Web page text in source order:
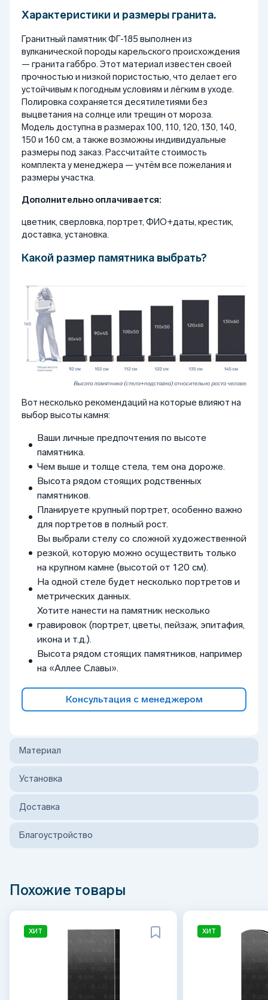
Характеристики и размеры гранита.
Гранитный памятник ФГ-185 выполнен из
вулканической породы карельского происхождения
— гранита габбро. Этот материал известен своей
прочностью и низкой пористостью, что делает его
устойчивым к погодным условиям и лёгким в уходе.
Полировка сохраняется десятилетиями без
выцветания на солнце или трещин от мороза.
Модель доступна в размерах 100, 110, 120, 130, 140,
150 и 160 см, а также возможны индивидуальные
размеры под заказ. Рассчитайте стоимость
комплекта у менеджера — учтём все пожелания и
размеры участка.
Дополнительно оплачивается:
цветник, сверловка, портрет, ФИО+даты, крестик,
доставка, установка.
Какой размер памятника выбрать?
Вот несколько рекомендаций на которые влияют на
выбор высоты камня:
Ваши личные предпочтения по высоте
памятника.
Чем выше и толще стела, тем она дороже.
Высота рядом стоящих родственных
памятников.
Планируете крупный портрет, особенно важно
для портретов в полный рост.
Вы выбрали стелу со сложной художественной
резкой, которую можно осуществить только
на крупном камне (высотой от 120 см).
На одной стеле будет несколько портретов и
метрических данных.
Хотите нанести на памятник несколько
гравировок (портрет, цветы, пейзаж, эпитафия,
икона и т.д.).
Высота рядом стоящих памятников, например
на «Аллее Славы».
Консультация с менеджером
Материал
Установка
Доставка
Благоустройство
Похожие товары
ХИТ ХИТ